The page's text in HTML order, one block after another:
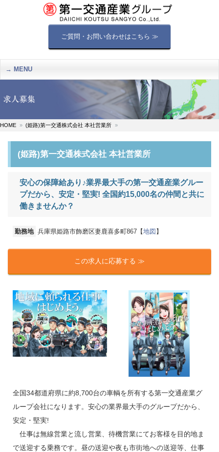
ご質問・お問い合わせはこちら ≫
MENU
HOME (姫路)第一交通株式会社 本社営業所
(姫路)第一交通株式会社 本社営業所
安心の保障給あり♪業界最大手の第一交通産業グルー
プだから、安定・堅実! 全国約15,000名の仲間と共に
働きませんか？
勤務地 兵庫県姫路市飾磨区妻鹿喜多町867【地図】
この求人に応募する ≫
全国34都道府県に約8,700台の車輌を所有する第一交通産業グ
ループ会社になります。安心の業界最大手のグループだから、
安定・堅実!
仕事は無線営業と流し営業、待機営業にてお客様を目的地ま
で送迎する乗務です。昼の送迎や夜も市街地への送迎等、仕事